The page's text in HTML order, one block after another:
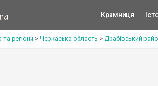
Крамниця
та регіони > Черкаська область > Драбівський